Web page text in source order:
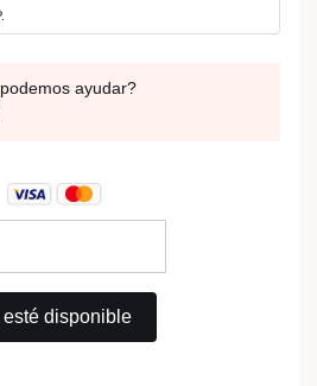
ayudar?